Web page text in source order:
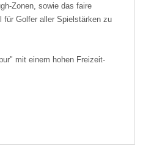
Zonen, sowie das faire
für Golfer aller Spielstärken zu
mit einem hohen Freizeit-